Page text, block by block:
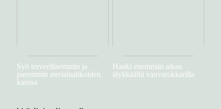
Syö terveellisemmin ja
paremmin aterialaatikoiden
kanssa
Hanki enemmän aikaa
älykkäällä vauvarokkarilla